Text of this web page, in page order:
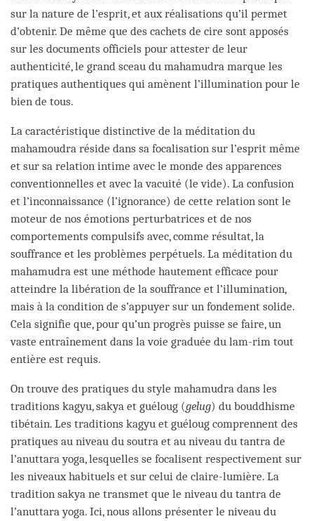
sur la nature de l’esprit, et aux réalisations qu’il permet
d’obtenir. De même que des cachets de cire sont apposés
sur les documents officiels pour attester de leur
authenticité, le grand sceau du mahamudra marque les
pratiques authentiques qui amènent l’illumination pour le
bien de tous.
La caractéristique distinctive de la méditation du
mahamoudra réside dans sa focalisation sur l’esprit même
et sur sa relation intime avec le monde des apparences
conventionnelles et avec la vacuité (le vide). La confusion
et l’inconnaissance (l’ignorance) de cette relation sont le
moteur de nos émotions perturbatrices et de nos
comportements compulsifs avec, comme résultat, la
souffrance et les problèmes perpétuels. La méditation du
mahamudra est une méthode hautement efficace pour
atteindre la libération de la souffrance et l’illumination,
mais à la condition de s’appuyer sur un fondement solide.
Cela signifie que, pour qu’un progrès puisse se faire, un
vaste entraînement dans la voie graduée du lam-rim tout
entière est requis.
On trouve des pratiques du style mahamudra dans les
traditions kagyu, sakya et guéloug (gelug) du bouddhisme
tibétain. Les traditions kagyu et guéloug comprennent des
pratiques au niveau du soutra et au niveau du tantra de
l’anuttara yoga, lesquelles se focalisent respectivement sur
les niveaux habituels et sur celui de claire-lumière. La
tradition sakya ne transmet que le niveau du tantra de
l’anuttara yoga. Ici, nous allons présenter le niveau du